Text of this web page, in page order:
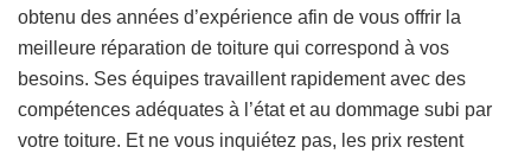
obtenu des années d’expérience afin de vous offrir la
meilleure réparation de toiture qui correspond à vos
besoins. Ses équipes travaillent rapidement avec des
compétences adéquates à l’état et au dommage subi par
votre toiture. Et ne vous inquiétez pas, les prix restent